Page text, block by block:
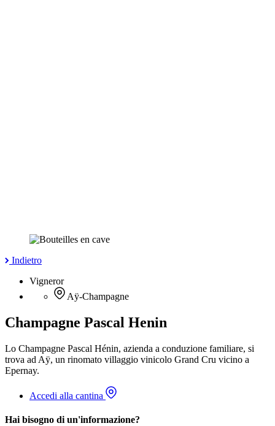
Indietro
Vigneror
Aÿ-Champagne
Champagne Pascal Henin
Lo Champagne Pascal Hénin, azienda a conduzione familiare, si
trova ad Aÿ, un rinomato villaggio vinicolo Grand Cru vicino a
Epernay.
Accedi alla cantina
Hai bisogno di un'informazione?